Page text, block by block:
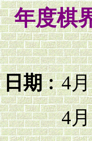
年度棋
日期︰4
4月19